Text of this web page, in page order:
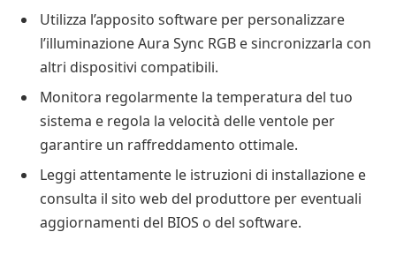
Utilizza l’apposito software per personalizzare
l’illuminazione Aura Sync RGB e sincronizzarla con
altri dispositivi compatibili.
Monitora regolarmente la temperatura del tuo
sistema e regola la velocità delle ventole per
garantire un raffreddamento ottimale.
Leggi attentamente le istruzioni di installazione e
consulta il sito web del produttore per eventuali
aggiornamenti del BIOS o del software.